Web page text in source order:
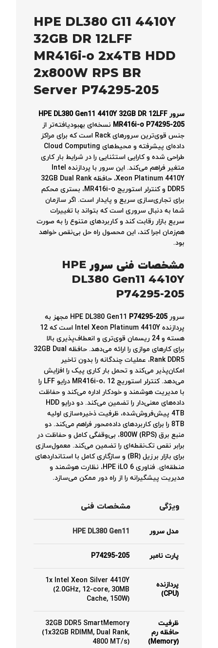
HPE DL380 G11 4410Y
32GB DR 12LFF
MR416i-o 2x4TB HDD
2x800W RPS BR
Server P74295-205
سرور HPE DL380 Gen11 4410Y 32GB DR 12LFF
MR416i-o P74295-205 نسخه‌ای بهبود‌یافته‌تر از
جنس قوی‌ترین سرورهای Rack است که برای مراکز
داده‌ای پیشرفته و محیط‌های Cloud Computing
طراحی شده و کارایی استثنایی را در شرایط بار کاری
متغیر فراهم می‌کند. این سرور با پردازنده Intel
Xeon Platinum 4410Y، حافظه 32GB Dual Rank
DDR5 و کنترلر استوریج MR416i-o، بستری محکم
برای تجاری‌سازی سریع و پایدار است. اگر سازمان
شما به دنبال سرور‌ی است که بتواند با تغییرات
سریع بازار رقابت کند و کاربردهای متنوع را به صورت
هم‌زمان اجرا کند، این محصول راه حل بی‌نقص خواهد
بود.
مشخصات فنی
سرور HPE
DL380 Gen11 4410Y
P74295-205
سرور HPE DL380 Gen11P74295-205
مجهز به
پردازنده Intel Xeon Platinum 4410Y است که 12
هسته و 24 ریسمان قوی‌تری و انعطاف‌پذیری بالا
برای کارهای موازی را ارائه می‌دهد. حافظه 32GB Dual
Rank DDR5، عملیات چندگانه را بدون تاخیر
امکان‌پذیر می‌کند و تحمل بار کاری پیک را افزایش
می‌دهد. کنترلر استوریج MR416i-o، 12 درایو LFF را
با مدیریت هوشمند و خودکار اداره می‌کند و حفاظت
داده‌های معنی‌دار را تضمین می‌کند. دو درایو HDD
4TB پیش‌فروش‌شده، ظرفیت ذخیره‌سازی اولیه
8TB را برای کاربردهای داده‌محور فراهم می‌کند. دو
منبع برق 800W (RPS)، بی‌وقفگی کامل و حفاظت در
برابر نقص تک‌نقطه‌ای را تضمین می‌کند. معمول‌سازی
برای بازار برزیل (BR) و سازگاری کامل با استانداردهای
منطقه‌ای. فناوری HPE iLO 6، نظارت هوشمند و
مدیریت پیشگیرانه را از راه دور ممکن می‌سازد.
ویژگی مشخصات فنی
مدل سرور HPE DL380 Gen11
پارت نامبر P74295-205
پردازنده
(CPU)
1x Intel Xeon Silver 4410Y
(2.0GHz, 12-core, 30MB
Cache, 150W)
ظرفیت
حافظه رم
(Memory)
32GB DDR5 SmartMemory
(1x32GB RDIMM, Dual Rank,
4800 MT/s)